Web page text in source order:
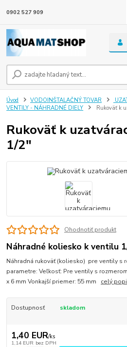
0902 527 909
Úvod VODOINŠTALAČNÝ TOVAR
VENTILY - NÁHRADNÉ DIELY
Rukoväť k
Rukoväť k
1/2"
Ohodnotiť produkt
Náhradné koliesko k ventilu
Náhradná rukoväť (koliesko) pre ventily s
parametre: Veľkosť: Pre ventily s
x 6 mm Vonkajší priemer: 55 mm celý
Dostupnosť skladom
1,40 EUR/ks
1,14 EUR bez DPH